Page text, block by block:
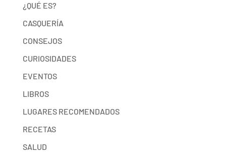
¿QUÉ ES?
CASQUERÍA
CONSEJOS
CURIOSIDADES
EVENTOS
LIBROS
LUGARES RECOMENDADOS
RECETAS
SALUD